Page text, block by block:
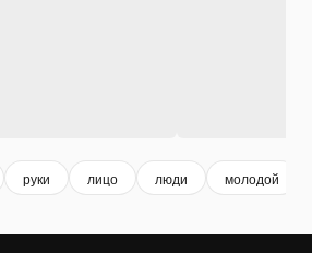
руки лицо люди молодой